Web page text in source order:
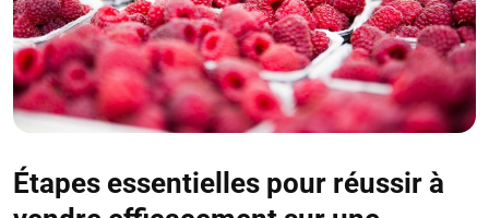
Étapes essentielles pour réussir à